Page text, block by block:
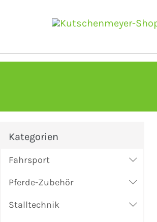
Kategorien
Fahrsport
Pferde-Zubehör
Stalltechnik